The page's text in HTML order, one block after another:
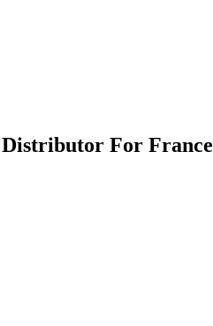
For France